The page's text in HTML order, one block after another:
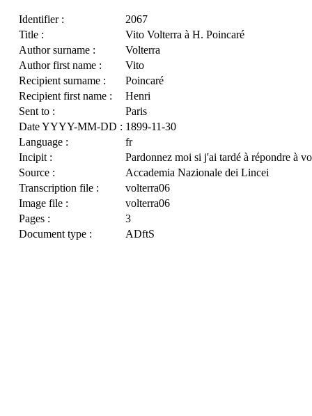
Identifier :
2067
Title :
Vito Volterra à H. Poincaré
Author surname :
Volterra
Author first name :
Vito
Recipient surname :
Poincaré
Recipient first name :
Henri
Sent to :
Paris
Date YYYY-MM-DD : 1899-11-30
Language :
fr
Incipit :
Pardonnez moi si j'ai tardé à répondre à
Source :
Accademia Nazionale dei Lincei
Transcription file :
volterra06
Image file :
volterra06
Pages :
3
Document type :
ADftS